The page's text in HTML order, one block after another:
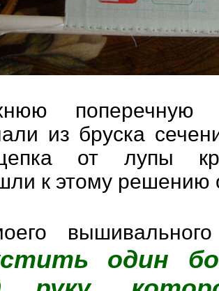
поперечную
из бруска
от лупы
к этому решению
один